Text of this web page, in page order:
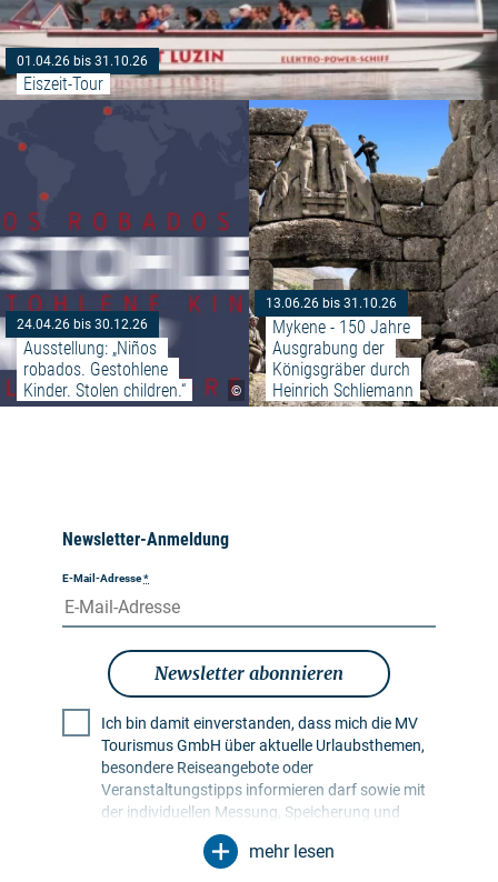
01.04.26 bis 31.10.26
Eiszeit-Tour
©
24.04.26 bis 30.12.26
Ausstellung: „Niños
robados. Gestohlene
Kinder. Stolen children.“
Weiterlesen: "Ausstellung:
13.06.26 bis 31.10.26
Mykene - 150 Jahre
Ausgrabung der
Königsgräber durch
Heinrich Schliemann
Newsletter-Anmeldung
E-Mail-Adresse*
Newsletter abonnieren
Ich bin damit einverstanden, dass mich die MV
Tourismus GmbH über aktuelle Urlaubsthemen,
besondere Reiseangebote oder
Veranstaltungstipps informieren darf sowie mit
der individuellen Messung, Speicherung und
Auswertung von Öffnungs- und Klickraten in
Empfängerprofilen zu Zwecken der Gestaltung
mehr lesen